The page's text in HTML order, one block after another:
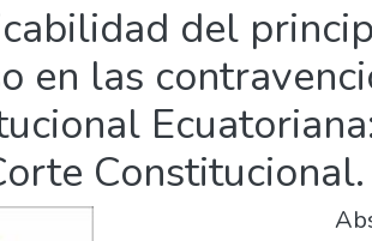
del
en las
Constitucional.